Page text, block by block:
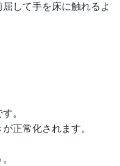
して手を床に触れるよ
。
正常化されます。